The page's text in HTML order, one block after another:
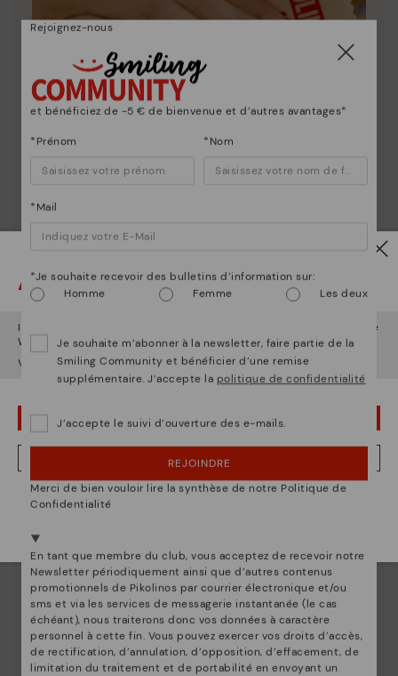
Entretien des chaussures
Nous vous donnons les clés pour nettoyer et
entretenir vos chaussures Pikolinos afin qu'elles
Attention !
Il semble que vous êtes en
et vous allez accéder au site
Web deFrance.
Voulez-vous aller sur le site Web deÉtats-Unis ?
OUPS... JE ME SUIS TROMPÉ, JE VEUX RESTER EN ÉTATS-UNIS
NON, JE VEUX ALLER SUR LE SITE WEB DU FRANCE
Nous sommes présents dans plus de 29 boutiques
Rejoignez-nous
et bénéficiez de -5 € de bienvenue et d’autres avantages*
*Prénom *Nom
*Mail
*Je souhaite recevoir des bulletins d’information sur:
Homme
Femme Les deux
Je souhaite m’abonner à la newsletter, faire partie de la
Smiling Community et bénéficier d’une remise
supplémentaire. J’accepte la politique de confidentialité
J’accepte le suivi d’ouverture des e-mails.
REJOINDRE
Merci de bien vouloir lire la synthèse de notre Politique de
Confidentialité
En tant que membre du club, vous acceptez de recevoir notre
Newsletter périodiquement ainsi que d’autres contenus
promotionnels de Pikolinos par courrier électronique et/ou
sms et via les services de messagerie instantanée (le cas
échéant), nous traiterons donc vos données à caractère
personnel à cette fin. Vous pouvez exercer vos droits d’accès,
de rectification, d’annulation, d’opposition, d’effacement, de
limitation du traitement et de portabilité en envoyant un